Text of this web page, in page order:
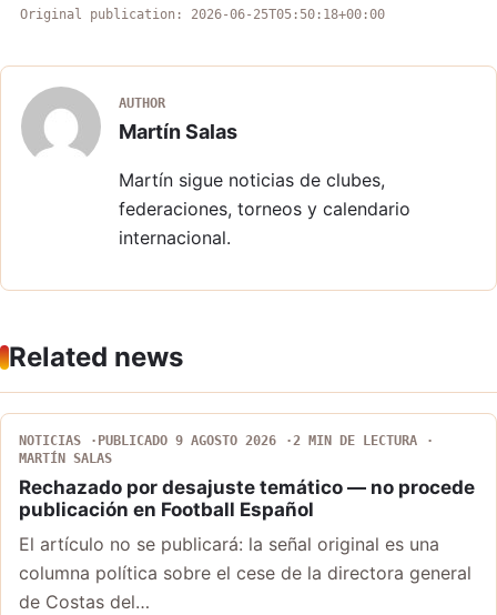
Original publication: 2026-06-25T05:50:18+00:00
AUTHOR
Martín Salas
Martín sigue noticias de clubes,
federaciones, torneos y calendario
internacional.
Related news
NOTICIAS PUBLICADO 9 AGOSTO 2026
2 MIN DE LECTURA
MARTÍN SALAS
Rechazado por desajuste temático — no procede
publicación en Football Español
El artículo no se publicará: la señal original es una
columna política sobre el cese de la directora general
de Costas del…